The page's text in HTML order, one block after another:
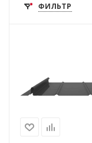
ФИЛЬТР